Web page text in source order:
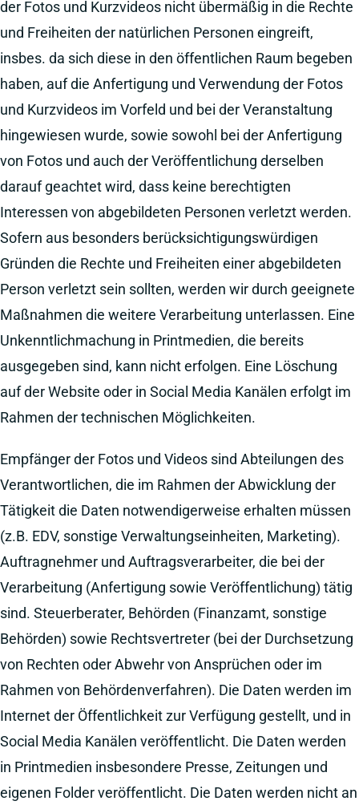
der Fotos und Kurzvideos nicht übermäßig in die Rechte
und Freiheiten der natürlichen Personen eingreift,
insbes. da sich diese in den öffentlichen Raum begeben
haben, auf die Anfertigung und Verwendung der Fotos
und Kurzvideos im Vorfeld und bei der Veranstaltung
hingewiesen wurde, sowie sowohl bei der Anfertigung
von Fotos und auch der Veröffentlichung derselben
darauf geachtet wird, dass keine berechtigten
Interessen von abgebildeten Personen verletzt werden.
Sofern aus besonders berücksichtigungswürdigen
Gründen die Rechte und Freiheiten einer abgebildeten
Person verletzt sein sollten, werden wir durch geeignete
Maßnahmen die weitere Verarbeitung unterlassen. Eine
Unkenntlichmachung in Printmedien, die bereits
ausgegeben sind, kann nicht erfolgen. Eine Löschung
auf der Website oder in Social Media Kanälen erfolgt im
Rahmen der technischen Möglichkeiten.
Empfänger der Fotos und Videos sind Abteilungen des
Verantwortlichen, die im Rahmen der Abwicklung der
Tätigkeit die Daten notwendigerweise erhalten müssen
(z.B. EDV, sonstige Verwaltungseinheiten, Marketing).
Auftragnehmer und Auftragsverarbeiter, die bei der
Verarbeitung (Anfertigung sowie Veröffentlichung) tätig
sind. Steuerberater, Behörden (Finanzamt, sonstige
Behörden) sowie Rechtsvertreter (bei der Durchsetzung
von Rechten oder Abwehr von Ansprüchen oder im
Rahmen von Behördenverfahren). Die Daten werden im
Internet der Öffentlichkeit zur Verfügung gestellt, und in
Social Media Kanälen veröffentlicht. Die Daten werden
in Printmedien insbesondere Presse, Zeitungen und
eigenen Folder veröffentlicht. Die Daten werden nicht an